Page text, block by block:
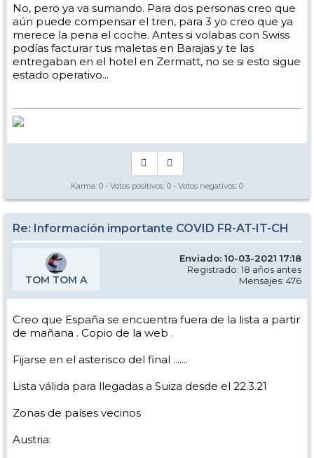
No, pero ya va sumando. Para dos personas creo que
aún puede compensar el tren, para 3 yo creo que ya
merece la pena el coche. Antes si volabas con Swiss
podías facturar tus maletas en Barajas y te las
entregaban en el hotel en Zermatt, no se si esto sigue
estado operativo...
Karma: 0 - Votos positivos: 0 - Votos negativos: 0
Re: Información importante COVID FR-AT-IT-CH
TOM TOM A
Enviado: 10-03-2021 17:18
Registrado: 18 años antes
Mensajes: 476
Creo que España se encuentra fuera de la lista a partir
de mañana . Copio de la web .
Fijarse en el asterisco del final .......
Lista válida para llegadas a Suiza desde el 22.3.21
Zonas de países vecinos
Austria: